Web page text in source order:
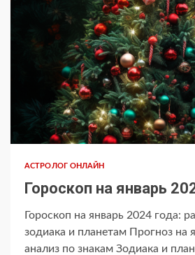
АСТРОЛОГ ОНЛАЙН
Гороскоп на январь
Гороскоп на январь 2024 года:
зодиака и планетам Прогноз на
анализ по знакам Зодиака и